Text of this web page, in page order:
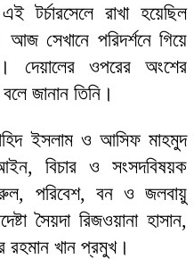
টর্চারসেলে রাখা হয়েছিল
সেখানে পরিদর্শনে গিয়ে
দেয়ালের ওপরের অংশের
জানান তিনি।
ইসলাম ও আসিফ মাহমুদ
বিচার ও সংসদবিষয়ক
পরিবেশ, বন ও জলবায়ু
সৈয়দা রিজওয়ানা হাসান,
রহমান খান প্রমুখ।